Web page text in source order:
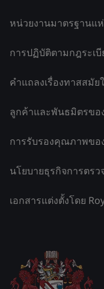
หน่วยงานมาตรฐานแ
การปฏิบัติตามกฎระเ
คำแถลงเรื่องทาสสมัย
ลูกค้าและพันธมิตรขอ
การรับรองคุณภาพขอ
นโยบายธุรกิจการตรว
เอกสารแต่งตั้งโดย